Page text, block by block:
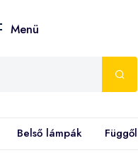
Menü
Belső lámpák